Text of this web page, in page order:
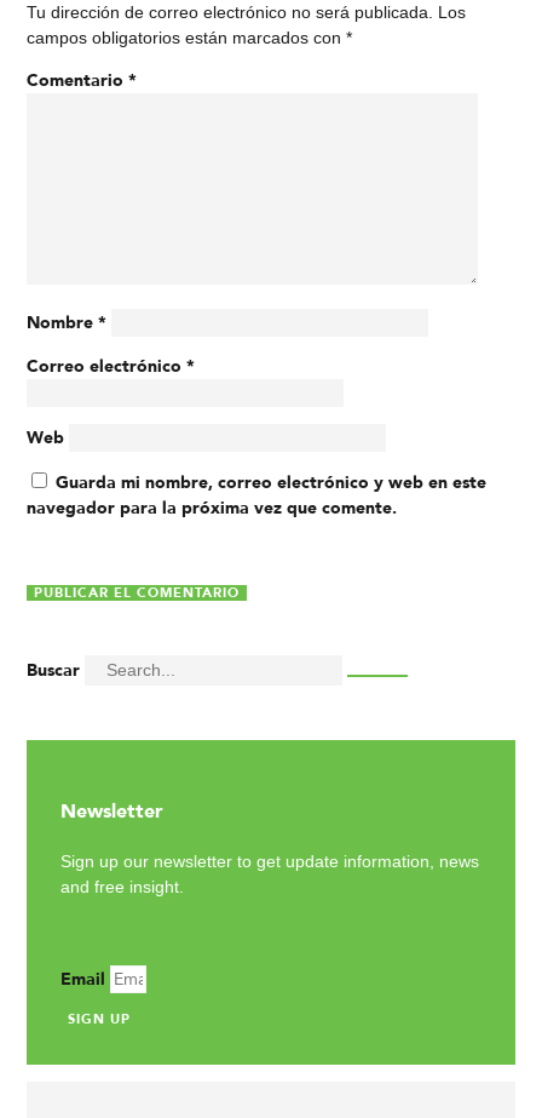
Tu dirección de correo electrónico no será publicada.
Los
campos obligatorios están marcados con *
Comentario *
Nombre *
Correo electrónico *
Web
Guarda mi nombre, correo electrónico y web en este
navegador para la próxima vez que comente.
Buscar
Newsletter
Sign up our newsletter to get update information, news
and free insight.
Email
SIGN UP